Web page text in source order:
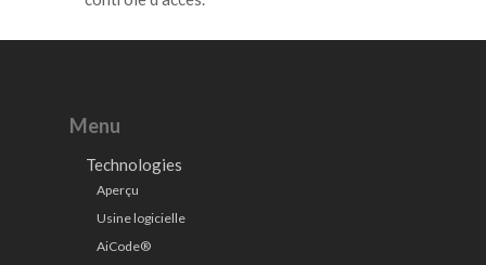
Menu
Technologies
Aperçu
Usine logicielle
AiCode®